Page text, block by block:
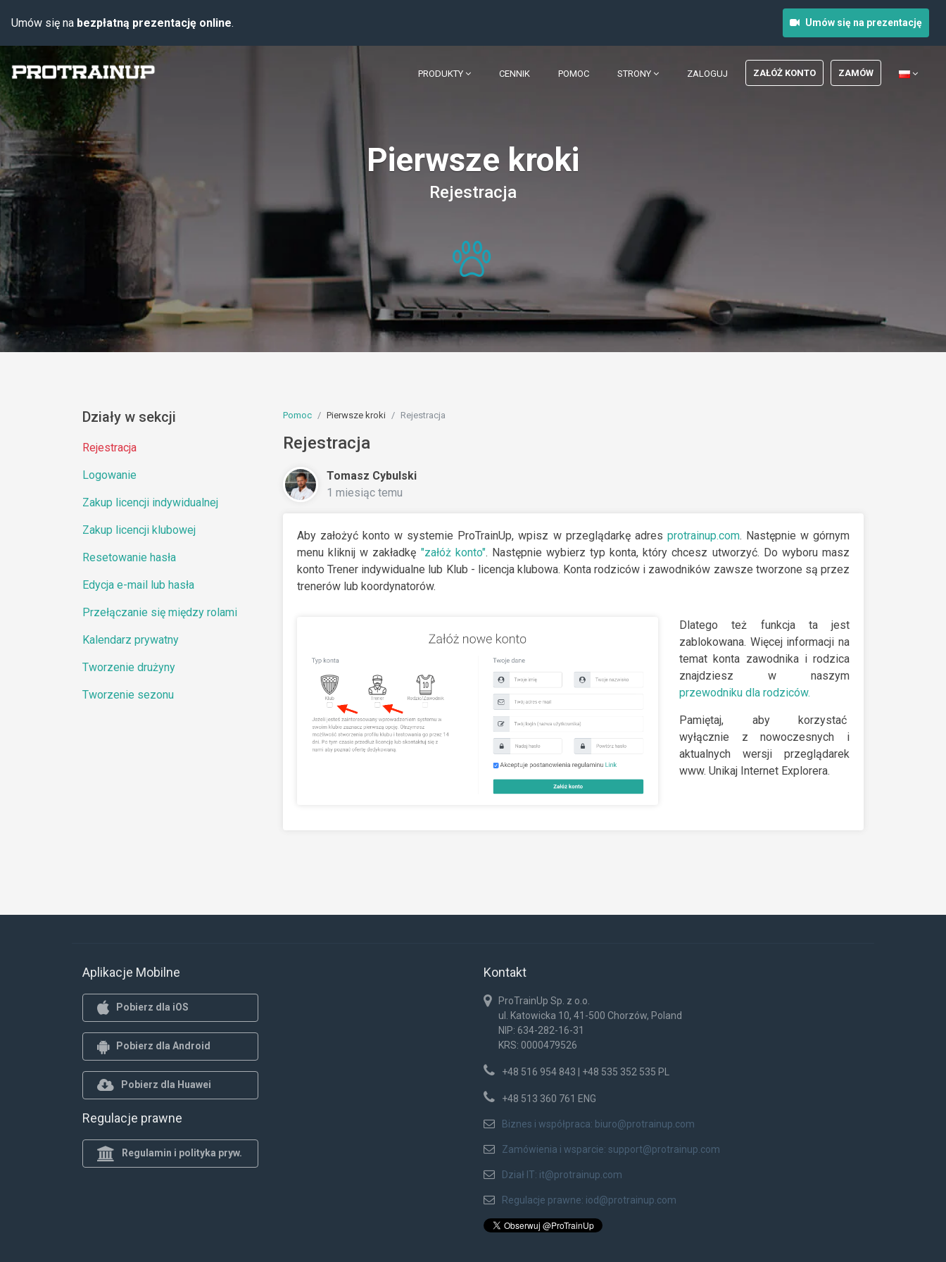
Umów się na bezpłatną prezentację online. Umów się na prezentację
PRODUKTY CENNIK POMOC STRONY ZALOGUJ ZAŁÓŻ KONTO ZAMÓW
Pierwsze kroki
Rejestracja
Działy w sekcji
Rejestracja
Logowanie
Zakup licencji indywidualnej
Zakup licencji klubowej
Resetowanie hasła
Edycja e-mail lub hasła
Przełączanie się między rolami
Kalendarz prywatny
Tworzenie drużyny
Tworzenie sezonu
Pomoc Pierwsze kroki Rejestracja
Rejestracja
Tomasz Cybulski
1 miesiąc temu
Aby założyć konto w systemie ProTrainUp, wpisz w przeglądarkę adres protrainup.com. Następnie w górnym
menu kliknij w zakładkę "załóż konto". Następnie wybierz typ konta, który chcesz utworzyć. Do wyboru masz
konto Trener indywidualne lub Klub - licencja klubowa. Konta rodziców i zawodników zawsze tworzone są przez
trenerów lub koordynatorów.
Dlatego też funkcja ta jest
zablokowana. Więcej informacji na
temat konta zawodnika i rodzica
znajdziesz w naszym
przewodniku dla rodziców.
Pamiętaj, aby korzystać
wyłącznie z nowoczesnych i
aktualnych wersji przeglądarek
www. Unikaj Internet Explorera.
Aplikacje Mobilne
Pobierz dla iOS
Pobierz dla Android
Pobierz dla Huawei
Regulacje prawne
Regulamin i polityka pryw.
Kontakt
ProTrainUp Sp. z o.o.
ul. Katowicka 10, 41-500 Chorzów, Poland
NIP: 634-282-16-31
KRS: 0000479526
+48 516 954 843 | +48 535 352 535 PL
+48 513 360 761 ENG
Biznes i współpraca: biuro@protrainup.com
Zamówienia i wsparcie: support@protrainup.com
Dział IT: it@protrainup.com
Regulacje prawne: iod@protrainup.com